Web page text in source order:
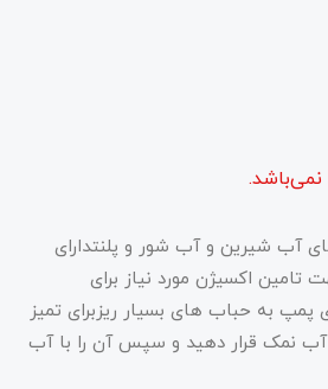
آب شیرین و آب شور و پلنتدارای
تامین اکسیژن مورد نیاز برای
پمپ به حباب های بسیار ریزبرای تمیز
دقسقه در آب نمک قرار دهید و سپس آن را با آب